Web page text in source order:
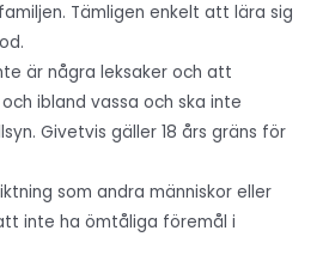
Tämligen enkelt att lära sig
är några leksaker och att
ibland vassa och ska inte
Givetvis gäller 18 års gräns för
som andra människor eller
inte ha ömtåliga föremål i